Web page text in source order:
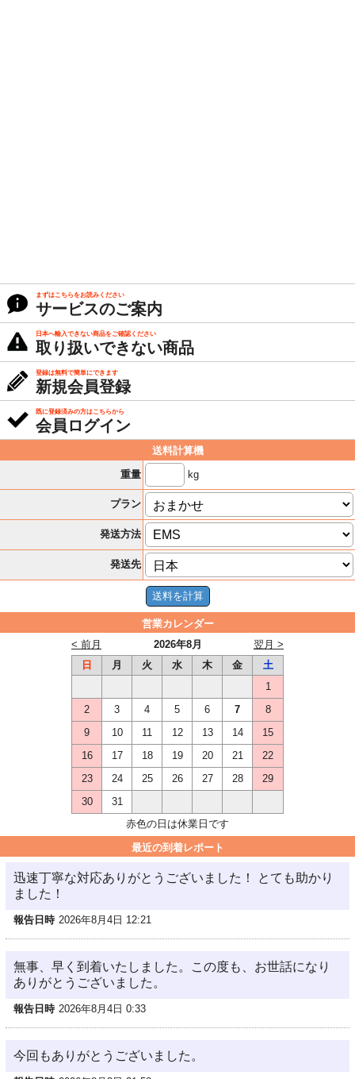
まずはこちらをお読みください
サービスのご案内
日本へ輸入できない商品をご確認ください
取り扱いできない商品
登録は無料で簡単にできます
新規会員登録
既に登録済みの方はこちらから
会員ログイン
送料計算機
重量
kg
プラン
発送方法
発送先
営業カレンダー
2026年8月
< 前月
翌月 >
日
月 火 水 木 金
土
1
2
3 4 5 6 7
8
9
10 11 12 13 14
15
16
17 18 19 20 21
22
23
24 25 26 27 28
29
30
31
赤色の日は休業日です
最近の到着レポート
迅速丁寧な対応ありがとうございました！ とても助かり
ました！
報告日時 2026年8月4日 12:21
無事、早く到着いたしました。この度も、お世話になり
ありがとうございました。
報告日時 2026年8月4日 0:33
今回もありがとうございました。